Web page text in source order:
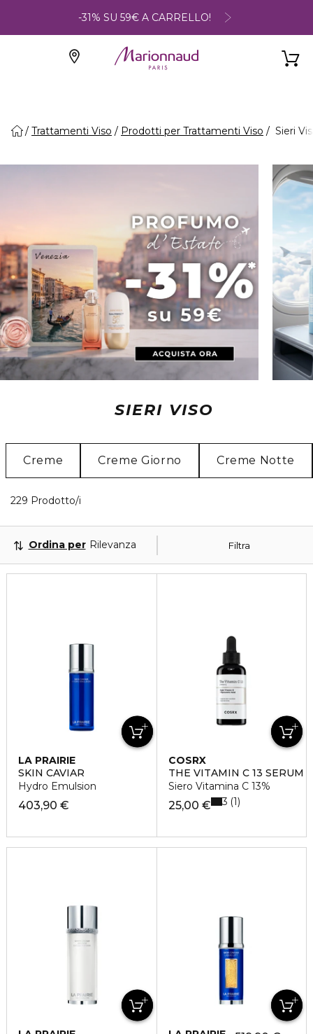
-31% SU 59€ A CARRELLO!
Trattamenti Viso Prodotti per Trattamenti Viso Sieri
SIERI VISO
Creme Creme Giorno Creme Notte
229 Prodotto/i
Filtra
Ordina per Rilevanza
LA PRAIRIE
SKIN CAVIAR
Hydro Emulsion
403,90 €
COSRX
THE VITAMIN C 13 SERUM
Siero Vitamina C 13%
25,00 € 3 1